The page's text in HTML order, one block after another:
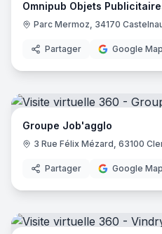
Omnipub Objets
Parc Mermoz, 34170
Partager Google
Groupe Job'agglo
3 Rue Félix Mézard, 63100
Partager Google